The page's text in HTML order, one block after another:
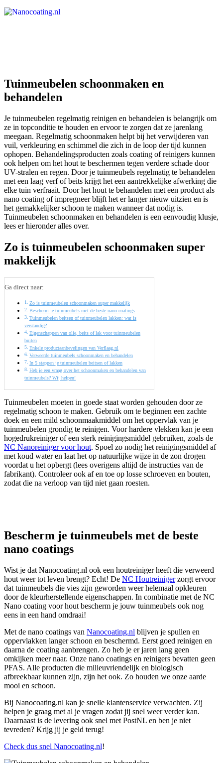
Tuinmeubelen schoonmaken en
behandelen
Je tuinmeubelen regelmatig reinigen en behandelen is belangrijk om
ze in topconditie te houden en ervoor te zorgen dat ze jarenlang
meegaan. Regelmatig schoonmaken helpt bij het verwijderen van
vuil, verkleuring en schimmel die zich in de loop der tijd kunnen
ophopen. Behandelingsproducten zoals coating of reinigers kunnen
ook helpen om het hout te beschermen tegen verdere schade door
UV-stralen en regen. Door je tuinmeubels regelmatig te behandelen
met een laag verf of beits krijgt het een aantrekkelijke afwerking die
elke tuin verfraait. Door het hout te behandelen met een product als
nano coating of impregneer blijft het er langer nieuw uitzien en is
het gemakkelijker schoon te maken wanneer dat nodig is.
Tuinmeubelen schoonmaken en behandelen is een eenvoudig klusje,
lees er hieronder alles over.
Zo is tuinmeubelen schoonmaken super
makkelijk
Ga direct naar:
Zo is tuinmeubelen schoonmaken super makkelijk
Bescherm je tuinmeubels met de beste nano coatings
Tuinmeubelen beitsen of tuinmeubelen lakken: wat is
verstandig?
Eigenschappen van olie, beits of lak voor tuinmeubelen
buiten
Enkele productaanbevelingen van Verflaag.nl
Verweerde tuinmeubels schoonmaken en behandelen
In 5 stappen je tuinmeubelen beitsen of lakken
Heb je een vraag over het schoonmaken en behandelen van
tuinmeubels? Wij helpen!
Tuinmeubelen moeten in goede staat worden gehouden door ze
regelmatig schoon te maken. Gebruik om te beginnen een zachte
doek en een mild schoonmaakmiddel om het oppervlak van je
tuinmeubelen grondig te reinigen. Voor hardere vlekken kan je een
hogedrukreiniger of een sterk reinigingsmiddel gebruiken, zoals de
NC Nanoreiniger voor hout. Spoel zo nodig het reinigingsmiddel af
met koud water en laat het op natuurlijke wijze in de zon drogen
voordat u het opbergt (lees overigens altijd de instructies van de
fabrikant). Controleer ook af en toe op losse schroeven en bouten,
zodat die na verloop van tijd niet gaan roesten.
Bescherm je tuinmeubels met de beste
nano coatings
Wist je dat Nanocoating.nl ook een houtreiniger heeft die verweerd
hout weer tot leven brengt? Echt! De NC Houtreinigerzorgt ervoor
dat tuinmeubels die vies zijn geworden weer helemaal opkleuren
door de kleurherstellende eigenschappen. In combinatie met de NC
Nano coating voor hout bescherm je jouw tuinmeubels ook nog
eens in een hand omdraai!
Met de nano coatings van Nanocoating.nl blijven je spullen en
oppervlakken langer schoon en beschermd. Eerst goed reinigen en
daarna de coating aanbrengen. Zo heb je er jaren lang geen
omkijken meer naar. Onze nano coatings en reinigers bevatten geen
PFAS. Alle producten die milieuvriendelijk en biologisch
afbreekbaar kunnen zijn, zijn het ook. Zo houden we onze aarde
mooi en schoon.
Bij Nanocoating.nl kan je snelle klantenservice verwachten. Zij
helpen je graag met al je vragen zodat jij snel weer verder kan.
Daarnaast is de levering ook snel met PostNL en ben je niet
tevreden? Krijg jij je geld terug!
Check dus snel Nanocoating.nl!